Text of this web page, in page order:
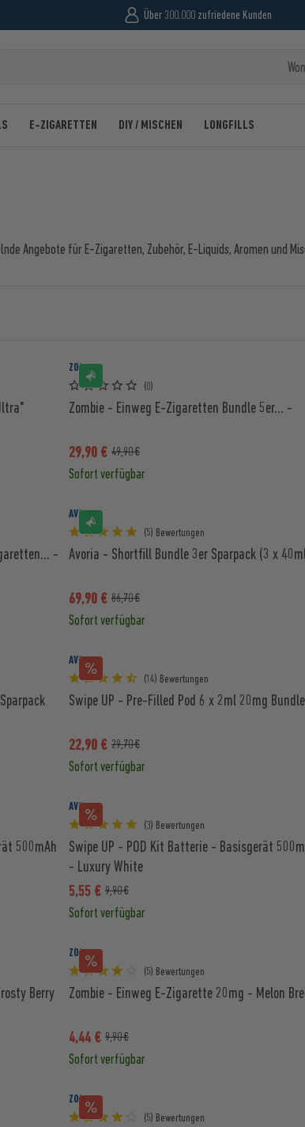
Über 300.000 zufriedene Kunden
E-ZIGARETTEN DIY / MISCHEN LONGFILLS
Angebote für E-Zigaretten, Zubehör, E-Liquids, Aromen und
ZOMBIE
(0)
Zombie - Einweg E-Zigaretten Bundle 5er... -
29,90 € 49,90 €
Sofort verfügbar
-
AVORIA
(5) Bewertungen
Avoria - Shortfill Bundle 3er Sparpack (3 x
69,90 € 86,70 €
Sofort verfügbar
AVORIA
(14) Bewertungen
Swipe UP - Pre-Filled Pod 6 x 2ml 20mg
22,90 € 29,70 €
Sofort verfügbar
500mAh
AVORIA
(3) Bewertungen
Swipe UP - POD Kit Batterie - Basisgerät
- Luxury White
5,55 € 9,90 €
Sofort verfügbar
Berry
ZOMBIE
(5) Bewertungen
Zombie - Einweg E-Zigarette 20mg - Melon
4,44 € 9,90 €
Sofort verfügbar
ZOMBIE
(5) Bewertungen